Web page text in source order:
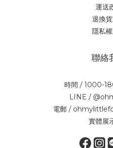
運送
退換
隱私
聯絡
時間 / 1000-
LINE /
電郵 /
實體展